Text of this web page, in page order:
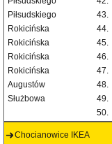
Piłsudskiego
43.
Rokicińska
44.
Rokicińska
45.
Rokicińska
46.
Rokicińska
47.
Augustów
48.
Służbowa
49.
50.
Chocianowice IKEA